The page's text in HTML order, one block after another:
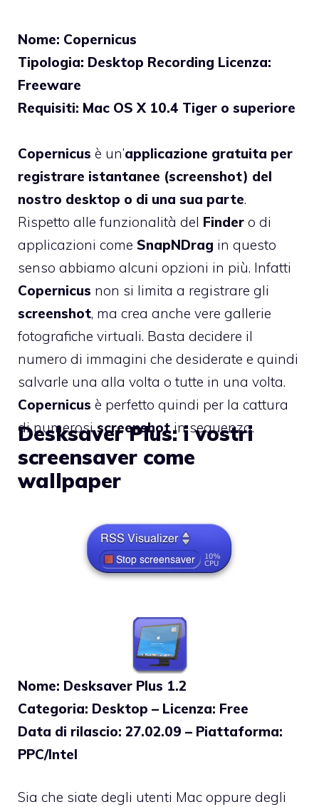
Nome: Copernicus
Tipologia: Desktop Recording Licenza:
Freeware
Requisiti: Mac OS X 10.4 Tiger o superiore
Copernicus è un’applicazione gratuita per
registrare istantanee (screenshot) del
nostro desktop o di una sua parte.
Rispetto alle funzionalità del Finder o di
applicazioni come SnapNDrag in questo
senso abbiamo alcuni opzioni in più. Infatti
Copernicus non si limita a registrare gli
screenshot, ma crea anche vere gallerie
fotografiche virtuali. Basta decidere il
numero di immagini che desiderate e quindi
salvarle una alla volta o tutte in una volta.
Copernicus è perfetto quindi per la cattura
di numerosiscreenshotin sequenza.
Desksaver Plus: i vostri
screensaver come
wallpaper
Nome: Desksaver Plus 1.2
Categoria: Desktop – Licenza: Free
Data di rilascio: 27.02.09 – Piattaforma:
PPC/Intel
Sia che siate degli utenti Mac oppure degli